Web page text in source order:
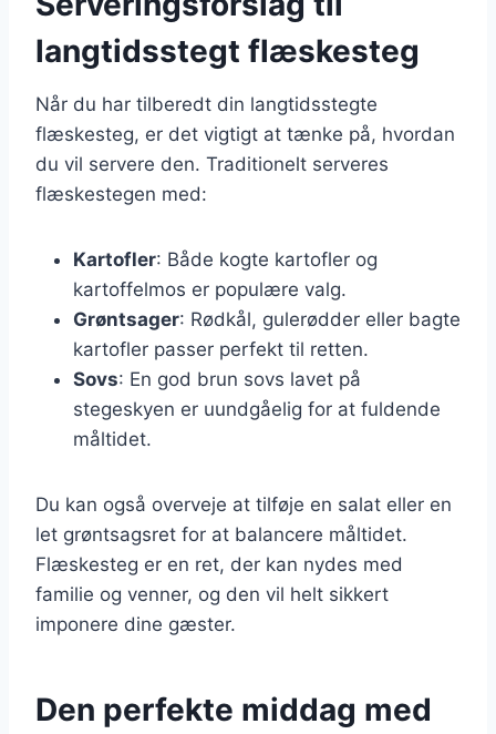
langtidsstegt flæskesteg
Når du har tilberedt din langtidsstegte
flæskesteg, er det vigtigt at tænke på, hvordan
du vil servere den. Traditionelt serveres
flæskestegen med:
Kartofler: Både kogte kartofler og
kartoffelmos er populære valg.
Grøntsager: Rødkål, gulerødder eller bagte
kartofler passer perfekt til retten.
Sovs: En god brun sovs lavet på
stegeskyen er uundgåelig for at fuldende
måltidet.
Du kan også overveje at tilføje en salat eller en
let grøntsagsret for at balancere måltidet.
Flæskesteg er en ret, der kan nydes med
familie og venner, og den vil helt sikkert
imponere dine gæster.
Den perfekte middag med